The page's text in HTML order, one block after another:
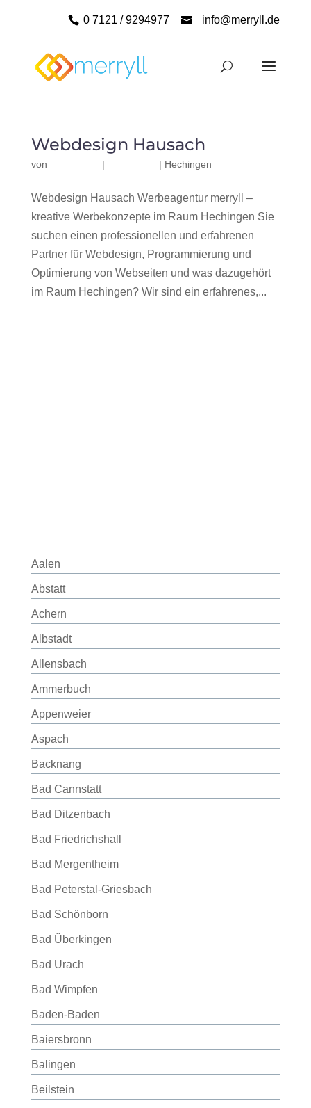
0 7121 / 9294977 info@merryll.de
Webdesign Hausach
von | | Hechingen
Webdesign Hausach Werbeagentur merryll –
kreative Werbekonzepte im Raum Hechingen Sie
suchen einen professionellen und erfahrenen
Partner für Webdesign, Programmierung und
Optimierung von Webseiten und was dazugehört
im Raum Hechingen? Wir sind ein erfahrenes,...
Aalen
Abstatt
Achern
Albstadt
Allensbach
Ammerbuch
Appenweier
Aspach
Backnang
Bad Cannstatt
Bad Ditzenbach
Bad Friedrichshall
Bad Mergentheim
Bad Peterstal-Griesbach
Bad Schönborn
Bad Überkingen
Bad Urach
Bad Wimpfen
Baden-Baden
Baiersbronn
Balingen
Beilstein